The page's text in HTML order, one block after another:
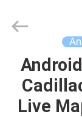
RUMAH
PRODUK
Electron
Co.,Ltd.
Reserved.
Live